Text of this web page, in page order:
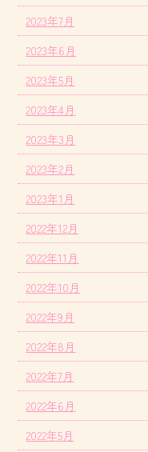
2023年7月
2023年6月
2023年5月
2023年4月
2023年3月
2023年2月
2023年1月
2022年12月
2022年11月
2022年10月
2022年9月
2022年8月
2022年7月
2022年6月
2022年5月